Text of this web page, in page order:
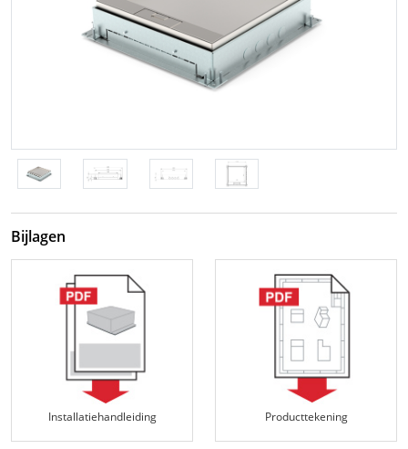
Bijlagen
Installatiehandleiding Producttekening